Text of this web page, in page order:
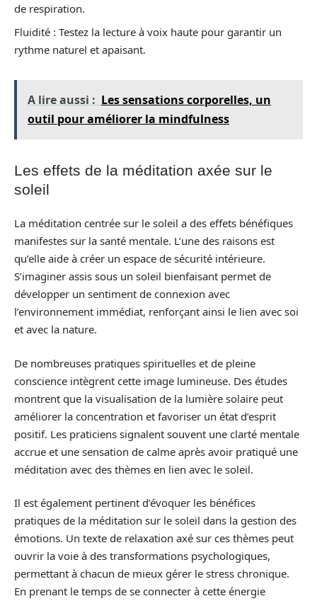
de respiration.
Fluidité : Testez la lecture à voix haute pour garantir un
rythme naturel et apaisant.
A lire aussi : Les sensations corporelles, un
outil pour améliorer la mindfulness
Les effets de la méditation axée sur le
soleil
La méditation centrée sur le soleil a des effets bénéfiques
manifestes sur la santé mentale. L’une des raisons est
qu’elle aide à créer un espace de sécurité intérieure.
S’imaginer assis sous un soleil bienfaisant permet de
développer un sentiment de connexion avec
l’environnement immédiat, renforçant ainsi le lien avec soi
et avec la nature.
De nombreuses pratiques spirituelles et de pleine
conscience intègrent cette image lumineuse. Des études
montrent que la visualisation de la lumière solaire peut
améliorer la concentration et favoriser un état d’esprit
positif. Les praticiens signalent souvent une clarté mentale
accrue et une sensation de calme après avoir pratiqué une
méditation avec des thèmes en lien avec le soleil.
Il est également pertinent d’évoquer les bénéfices
pratiques de la méditation sur le soleil dans la gestion des
émotions. Un texte de relaxation axé sur ces thèmes peut
ouvrir la voie à des transformations psychologiques,
permettant à chacun de mieux gérer le stress chronique.
En prenant le temps de se connecter à cette énergie